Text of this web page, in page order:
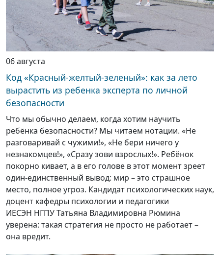
06 августа
Код «Красный-желтый-зеленый»: как за лето
вырастить из ребенка эксперта по личной
безопасности
Что мы обычно делаем, когда хотим научить
ребёнка безопасности? Мы читаем нотации. «Не
разговаривай с чужими!», «Не бери ничего у
незнакомцев!», «Сразу зови взрослых!». Ребёнок
покорно кивает, а в его голове в этот момент зреет
один-единственный вывод: мир – это страшное
место, полное угроз. Кандидат психологических наук,
доцент кафедры психологии и педагогики
ИЕСЭН НГПУ Татьяна Владимировна Рюмина
уверена: такая стратегия не просто не работает –
она вредит.